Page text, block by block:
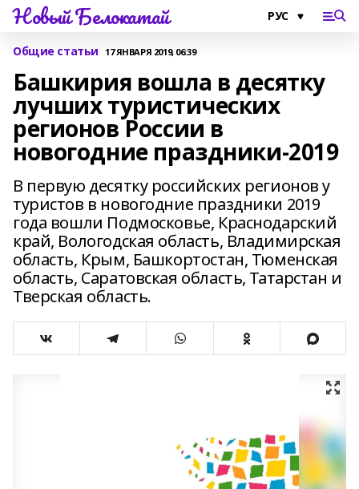
Новый Белокатай
Общие статьи 17 ЯНВАРЯ 2019, 06:39
Башкирия вошла в десятку
лучших туристических
регионов России в
новогодние праздники-2019
В первую десятку российских регионов у
туристов в новогодние праздники 2019
года вошли Подмосковье, Краснодарский
край, Вологодская область, Владимирская
область, Крым, Башкортостан, Тюменская
область, Саратовская область, Татарстан и
Тверская область.